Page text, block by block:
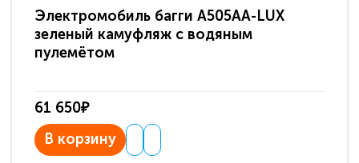
Электромобиль багги A505AA-LUX
зеленый камуфляж с водяным
пулемётом
61 650₽
В корзину